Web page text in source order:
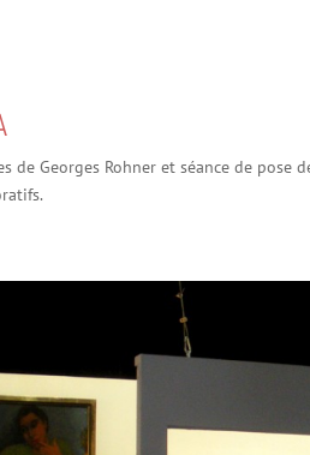
de Georges Rohner et séance de